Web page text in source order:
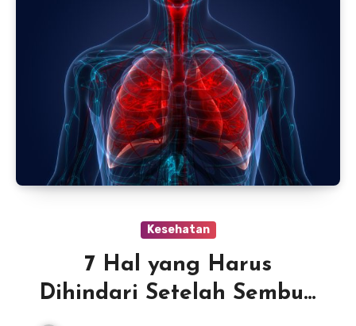
Kesehatan
7 Hal yang Harus
Dihindari Setelah Sembuh